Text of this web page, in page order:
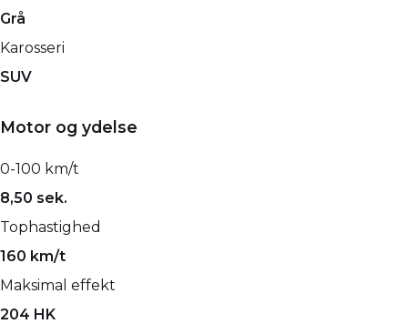
Grå
Karosseri
SUV
Motor og ydelse
0-100 km/t
8,50 sek.
Tophastighed
160 km/t
Maksimal effekt
204 HK